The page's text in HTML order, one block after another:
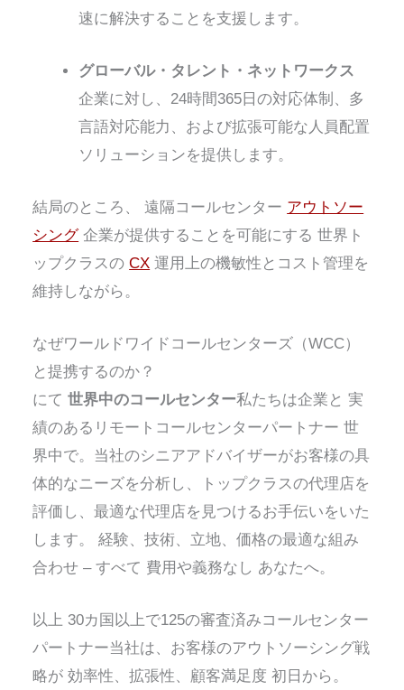
速に解決することを支援します。
グローバル・タレント・ネットワークス
企業に対し、24時間365日の対応体制、多
言語対応能力、および拡張可能な人員配置
ソリューションを提供します。
結局のところ、遠隔コールセンター アウトソー
シング企業が提供することを可能にする世界ト
ップクラスのCX 運用上の機敏性とコスト管理を
維持しながら。
なぜワールドワイドコールセンターズ（WCC）
と提携するのか？
にて世界中のコールセンター私たちは企業と実
績のあるリモートコールセンターパートナー 世
界中で。当社のシニアアドバイザーがお客様の具
体的なニーズを分析し、トップクラスの代理店を
評価し、最適な代理店を見つけるお手伝いをいた
します。経験、技術、立地、価格の最適な組み
合わせ –すべて 費用や義務なし あなたへ。
以上 30カ国以上で125の審査済みコールセンター
パートナー当社は、お客様のアウトソーシング戦
略が効率性、拡張性、顧客満足度 初日から。